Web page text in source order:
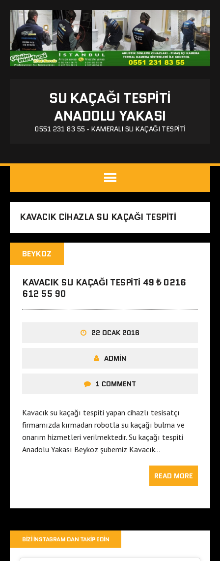
SU KAÇAĞI TESPITI
ANADOLU YAKASI
0551 231 83 55 - KAMERALI SU KAÇAĞI TESPITI
KAVACIK CIHAZLA SU KAÇAĞI TESPITI
BEYKOZ
KAVACIK SU KAÇAĞI TESPITI 49 ₺ 0216
612 55 90
22 OCAK 2016
ADMIN
1 COMMENT
Kavacık su kaçağı tespiti yapan cihazlı tesisatçı
firmamızda kırmadan robotla su kaçağı bulma ve
onarım hizmetleri verilmektedir. Su kaçağı tespiti
Anadolu Yakası Beykoz şubemiz Kavacık…
READ MORE
BIZI İNSTAGRAM DAN TAKIP EDIN